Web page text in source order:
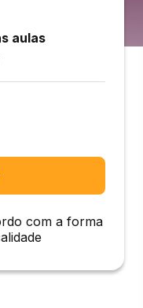
aulas
com a forma